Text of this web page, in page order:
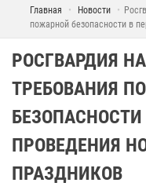
Главная Новости
пожарной безопасности в
РОСГВАРДИЯ
ТРЕБОВАНИЯ
ПРОВЕДЕНИЯ
ПРАЗДНИКОВ